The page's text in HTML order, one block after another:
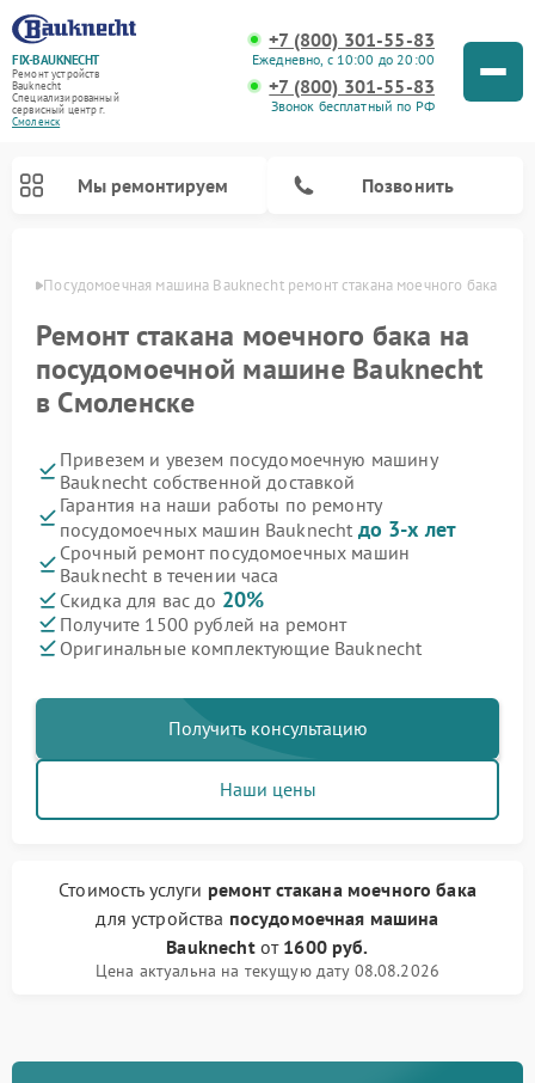
FIX-BAUKNECHT
Ремонт устройств
Bauknecht
Специализированный
cервисный центр г.
Смоленск
+7 (800) 301-55-83
Ежедневно, с 10:00 до 20:00
+7 (800) 301-55-83
Звонок бесплатный по РФ
Мы ремонтируем Позвонить
Посудомоечная машина Bauknecht ремонт стакана моечного бака
Ремонт стакана моечного бака на
посудомоечной машине Bauknecht
в Смоленске
Привезем и увезем посудомоечную машину
Bauknecht собственной доставкой
Гарантия на наши работы по ремонту
посудомоечных машин Bauknecht до 3-х лет
Срочный ремонт посудомоечных машин
Bauknecht в течении часа
Скидка для вас до 20%
Получите 1500 рублей на ремонт
Оригинальные комплектующие Bauknecht
Получить консультацию
Наши цены
Стоимость услуги ремонт стакана моечного бака
для устройства посудомоечная машина
Bauknechtот 1600 руб.
Цена актуальна на текущую дату 08.08.2026